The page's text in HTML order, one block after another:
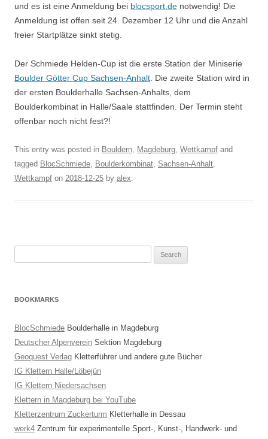
und es ist eine Anmeldung bei blocsport.de notwendig! Die
Anmeldung ist offen seit 24. Dezember 12 Uhr und die Anzahl
freier Startplätze sinkt stetig.
Der Schmiede Helden-Cup ist die erste Station der Miniserie
Boulder Götter Cup Sachsen-Anhalt . Die zweite Station wird in
der ersten Boulderhalle Sachsen-Anhalts, dem
Boulderkombinat in Halle/Saale stattfinden. Der Termin steht
offenbar noch nicht fest?!
This entry was posted in Bouldern Magdeburg Wettkampf and
tagged BlocSchmiede Boulderkombinat Sachsen-Anhalt
Wettkampf on 2018-12-25 by alex
BOOKMARKS
BlocSchmiede Boulderhalle in Magdeburg
Deutscher Alpenverein Sektion Magdeburg
Geoquest Verlag Kletterführer und andere gute Bücher
IG Klettern Halle/Löbejün
IG Klettern Niedersachsen
Klettern in Magdeburg bei YouTube
Kletterzentrum Zuckerturm Kletterhalle in Dessau
werk4 Zentrum für experimentelle Sport-, Kunst-, Handwerk- und